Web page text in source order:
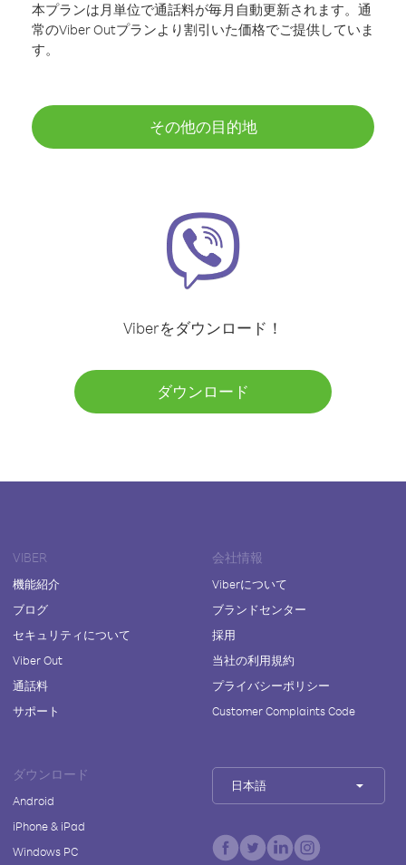
本プランは月単位で通話料が毎月自動更新されます。通
常のViber Outプランより割引いた価格でご提供していま
す。
その他の目的地
Viberをダウンロード！
ダウンロード
VIBER
機能紹介
ブログ
セキュリティについて
Viber Out
通話料
サポート
会社情報
Viberについて
ブランドセンター
採用
当社の利用規約
プライバシーポリシー
Customer Complaints Code
ダウンロード
Android
iPhone & iPad
Windows PC
日本語